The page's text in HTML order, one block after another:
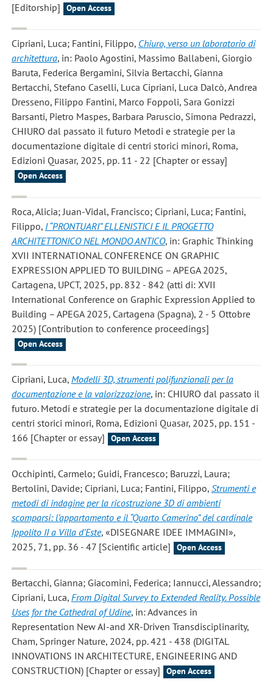
[Editorship]
Open Access
Cipriani, Luca; Fantini, Filippo, Chiuro, verso un laboratorio di
architettura, in: Paolo Agostini, Massimo Ballabeni, Giorgio
Baruta, Federica Bergamini, Silvia Bertacchi, Gianna
Bertacchi, Stefano Caselli, Luca Cipriani, Luca Dalcò, Andrea
Dresseno, Filippo Fantini, Marco Foppoli, Sara Gonizzi
Barsanti, Pietro Maspes, Barbara Paruscio, Simona Pedrazzi,
CHIURO dal passato il futuro Metodi e strategie per la
documentazione digitale di centri storici minori, Roma,
Edizioni Quasar, 2025, pp. 11 - 22 [Chapter or essay]
Open Access
Roca, Alicia; Juan-Vidal, Francisco; Cipriani, Luca; Fantini,
Filippo, I “PRONTUARI” ELLENISTICI E IL PROGETTO
ARCHITETTONICO NEL MONDO ANTICO, in: Graphic Thinking
XVII INTERNATIONAL CONFERENCE ON GRAPHIC
EXPRESSION APPLIED TO BUILDING – APEGA 2025,
Cartagena, UPCT, 2025, pp. 832 - 842 (atti di: XVII
International Conference on Graphic Expression Applied to
Building – APEGA 2025, Cartagena (Spagna), 2 - 5 Ottobre
2025) [Contribution to conference proceedings]
Open Access
Cipriani, Luca, Modelli 3D, strumenti polifunzionali per la
documentazione e la valorizzazione, in: CHIURO dal passato il
futuro. Metodi e strategie per la documentazione digitale di
centri storici minori, Roma, Edizioni Quasar, 2025, pp. 151 -
166 [Chapter or essay]
Open Access
Occhipinti, Carmelo; Guidi, Francesco; Baruzzi, Laura;
Bertolini, Davide; Cipriani, Luca; Fantini, Filippo, Strumenti e
metodi di indagine per la ricostruzione 3D di ambienti
scomparsi: l’appartamento e il “Quarto Camerino” del cardinale
Ippolito II a Villa d’Este, «DISEGNARE IDEE IMMAGINI»,
2025, 71, pp. 36 - 47 [Scientific article]
Open Access
Bertacchi, Gianna; Giacomini, Federica; Iannucci, Alessandro;
Cipriani, Luca, From Digital Survey to Extended Reality. Possible
Uses for the Cathedral of Udine, in: Advances in
Representation New AI-and XR-Driven Transdisciplinarity,
Cham, Springer Nature, 2024, pp. 421 - 438 (DIGITAL
INNOVATIONS IN ARCHITECTURE, ENGINEERING AND
CONSTRUCTION) [Chapter or essay]
Open Access